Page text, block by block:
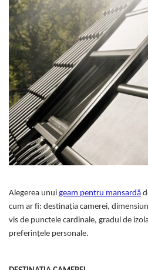
Alegerea unui geam pentru mansardă
cum ar fi: destinația camerei,
vis de punctele cardinale, gradul de
preferințele personale.